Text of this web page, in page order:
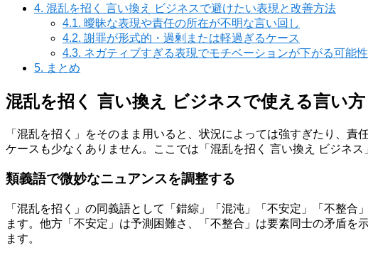
4. 混乱を招く 言い換え ビジネスで避けたい表現と改善方法
4.1. 曖昧な表現や責任の所在が不明な言い回し
4.2. 謝罪が形式的・過剰または軽過ぎるケース
4.3. ネガティブすぎる表現でモチベーションが下がる可能性
5. まとめ
混乱を招く 言い換え ビジネスで使える言い
「混乱を招く」をそのまま用いると、状況によっては強すぎたり、
ケースも少なくありません。ここでは「混乱を招く 言い換え ビジネ
類義語で微妙なニュアンスを調整する
「混乱を招く」の同義語として「錯綜」「混沌」「不安定」「不整
ます。他方「不安定」は予測困難さ、「不整合」は要素同士の矛盾
ます。